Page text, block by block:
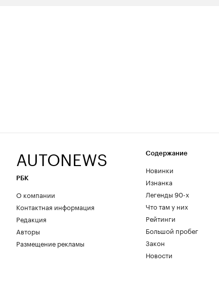
AUTONEWS
РБК
О компании
Контактная информация
Редакция
Авторы
Размещение рекламы
Содержание
Новинки
Изнанка
Легенды 90-х
Что там у них
Рейтинги
Большой пробег
Закон
Новости